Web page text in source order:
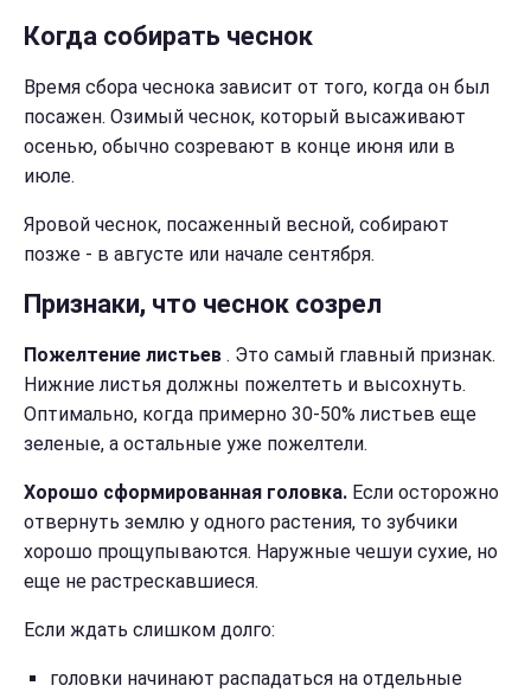
Когда собирать чеснок
Время сбора чеснока зависит от того, когда он был
посажен. Озимый чеснок, который высаживают
осенью, обычно созревают в конце июня или в
июле.
Яровой чеснок, посаженный весной, собирают
позже - в августе или начале сентября.
Признаки, что чеснок созрел
Пожелтение листьев . Это самый главный признак.
Нижние листья должны пожелтеть и высохнуть.
Оптимально, когда примерно 30-50% листьев еще
зеленые, а остальные уже пожелтели.
Хорошо сформированная головка. Если осторожно
отвернуть землю у одного растения, то зубчики
хорошо прощупываются. Наружные чешуи сухие, но
еще не растрескавшиеся.
Если ждать слишком долго:
головки начинают распадаться на отдельные